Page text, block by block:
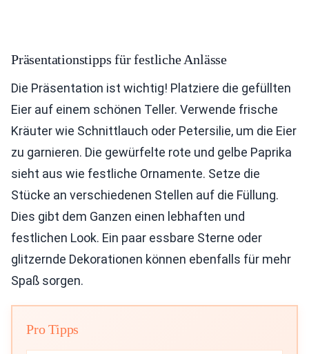
Präsentationstipps für festliche Anlässe
Die Präsentation ist wichtig! Platziere die gefüllten
Eier auf einem schönen Teller. Verwende frische
Kräuter wie Schnittlauch oder Petersilie, um die Eier
zu garnieren. Die gewürfelte rote und gelbe Paprika
sieht aus wie festliche Ornamente. Setze die
Stücke an verschiedenen Stellen auf die Füllung.
Dies gibt dem Ganzen einen lebhaften und
festlichen Look. Ein paar essbare Sterne oder
glitzernde Dekorationen können ebenfalls für mehr
Spaß sorgen.
Pro Tipps